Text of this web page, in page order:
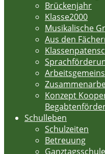
Brückenjahr
Klasse2000
Musikalische
Aus den
Konzept
Schulleben
Schulzeiten
Betreuung
Ganztagsschule